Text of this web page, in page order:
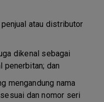
atau distributor
dikenal sebagai
penerbitan; dan
mengandung nama
dan nomor seri